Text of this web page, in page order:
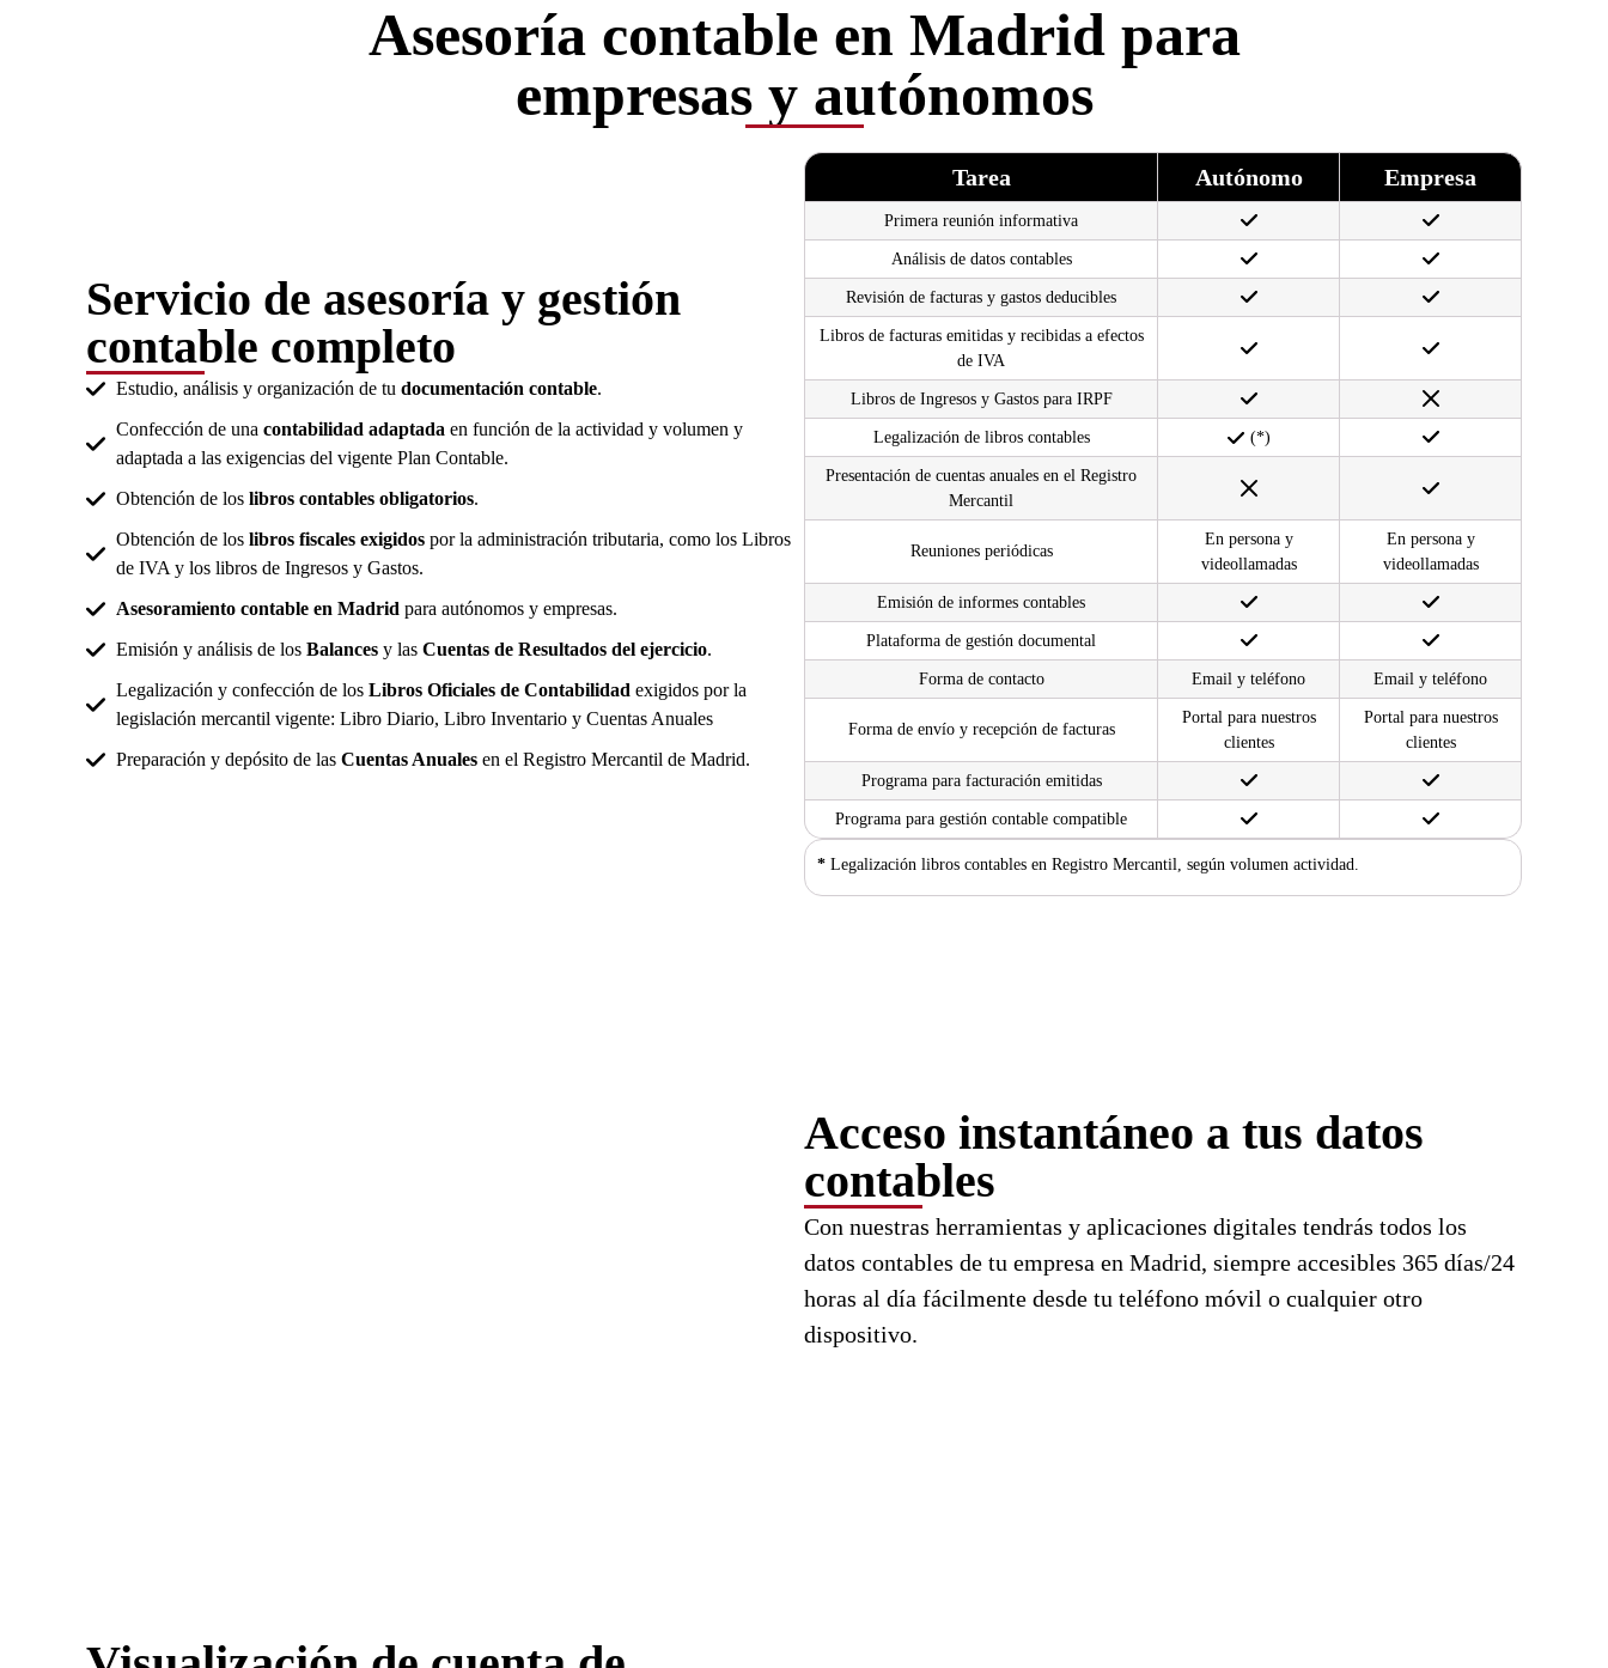
Asesoría contable en Madrid para
empresas y autónomos
Servicio de asesoría y gestión
contable completo
Estudio, análisis y organización de tu documentación contable.
Confección de una contabilidad adaptada en función de la actividad y volumen y
adaptada a las exigencias del vigente Plan Contable.
Obtención de los libros contables obligatorios.
Obtención de los libros fiscales exigidos por la administración tributaria, como los Libros
de IVA y los libros de Ingresos y Gastos.
Asesoramiento contable en Madrid para autónomos y empresas.
Emisión y análisis de los Balances y las Cuentas de Resultados del ejercicio.
Legalización y confección de los Libros Oficiales de Contabilidad exigidos por la
legislación mercantil vigente: Libro Diario, Libro Inventario y Cuentas Anuales
Preparación y depósito de las Cuentas Anuales en el Registro Mercantil de Madrid.
Tarea Autónomo Empresa
Primera reunión informativa
Análisis de datos contables
Revisión de facturas y gastos deducibles
Libros de facturas emitidas y recibidas a efectos
de IVA
Libros de Ingresos y Gastos para IRPF
Legalización de libros contables (*)
Presentación de cuentas anuales en el Registro
Mercantil
Reuniones periódicas
En persona y
videollamadas
En persona y
videollamadas
Emisión de informes contables
Plataforma de gestión documental
Forma de contacto Email y teléfono Email y teléfono
Forma de envío y recepción de facturas
Portal para nuestros
clientes
Portal para nuestros
clientes
Programa para facturación emitidas
Programa para gestión contable compatible
* Legalización libros contables en Registro Mercantil, según volumen actividad.
Acceso instantáneo a tus datos
contables
Con nuestras herramientas y aplicaciones digitales tendrás todos los
datos contables de tu empresa en Madrid, siempre accesibles 365 días/24
horas al día fácilmente desde tu teléfono móvil o cualquier otro
dispositivo.